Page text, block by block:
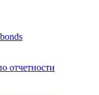
отчетности